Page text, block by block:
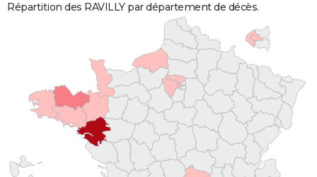
Répartition des RAVILLY par département de décès.